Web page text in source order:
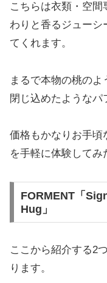
こちらは衣類・空
わりと香るジューシ
てくれます。
まるで本物の桃のよ
閉じ込めたようなパ
価格もかなりお手頃
を手軽に体験してみ
FORMENT「
Hug」
ここから紹介する2
ります。